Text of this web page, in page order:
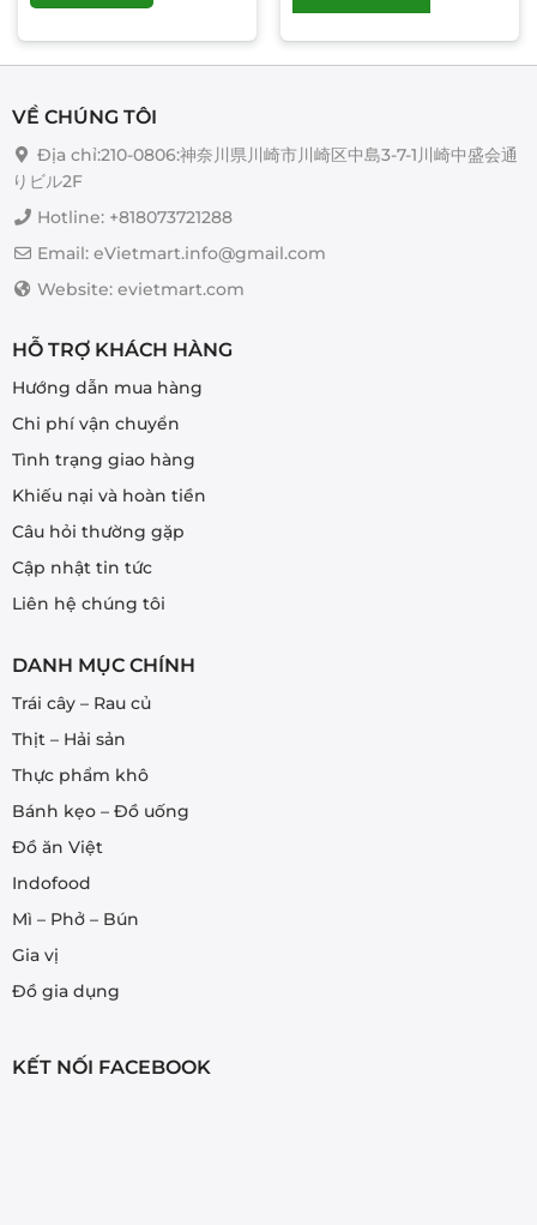
có
nhiều
Các
tùy
VỀ CHÚNG TÔI
Địa chỉ:210-0806:神奈川県川崎市川崎区中島3-7-1川崎中盛会通
りビル2F
Hotline: +818073721288
Email: eVietmart.info@gmail.com
Website: evietmart.com
HỖ TRỢ KHÁCH HÀNG
Hướng dẫn mua hàng
Chi phí vận chuyển
Tình trạng giao hàng
Khiếu nại và hoàn tiền
Câu hỏi thường gặp
Cập nhật tin tức
Liên hệ chúng tôi
DANH MỤC CHÍNH
Trái cây – Rau củ
Thịt – Hải sản
Thực phẩm khô
Bánh kẹo – Đồ uống
Đồ ăn Việt
Indofood
Mì – Phở – Bún
Gia vị
Đồ gia dụng
KẾT NỐI FACEBOOK